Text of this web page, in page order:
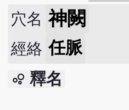
穴名 神闕
經絡 任脈
bubble_chart 釋名